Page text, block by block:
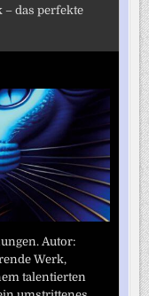
– das perfekte
Autor:
Werk,
talentierten